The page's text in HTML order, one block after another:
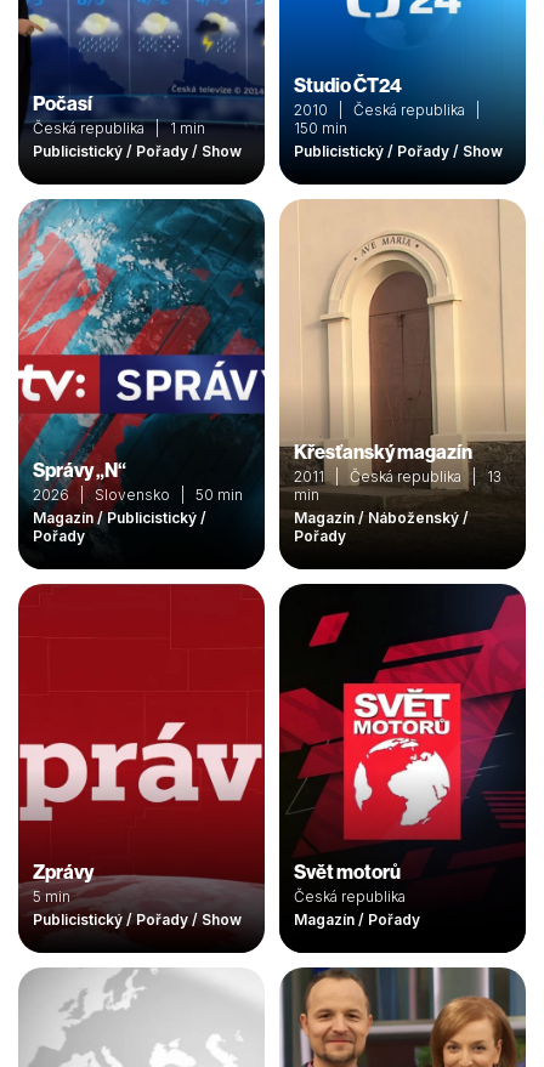
Počasí
Česká republika | 1 min
Publicistický / Pořady / Show
Studio ČT24
2010 | Česká republika |
150 min
Publicistický / Pořady / Show
Správy „N“
2026 | Slovensko | 50 min
Magazín / Publicistický /
Pořady
Křesťanský magazín
2011 | Česká republika | 13
min
Magazín / Náboženský /
Pořady
Zprávy
5 min
Publicistický / Pořady / Show
Svět motorů
Česká republika
Magazín / Pořady